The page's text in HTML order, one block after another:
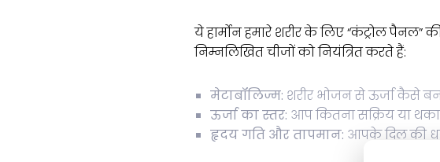
ये हार्मोन हमारे शरीर के लिए “कंट्रोल पैनल”
निम्नलिखित चीजों को नियंत्रित करते हैं:
मेटाबॉलिज्म: शरीर भोजन से ऊर्जा कैसे
ऊर्जा का स्तर: आप कितना सक्रिय या
हृदय गति और तापमान: आपके दिल की